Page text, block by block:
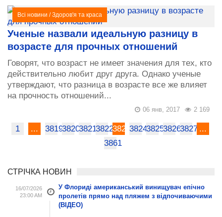
Всі новини /Здоров'я та краса
Ученые назвали идеальную разницу в
возрасте для прочных отношений
Говорят, что возраст не имеет значения для тех, кто
действительно любит друг друга. Однако ученые
утверждают, что разница в возрасте все же влияет
на прочность отношений...
2 169
06 янв, 2017
1 ... 381938203821382238233824382538263827 ...
3861
СТРІЧКА НОВИН
16/07/2026
23:00 AM
У Флориді американський винищувач епічно
пролетів прямо над пляжем з відпочиваючими
(ВІДЕО)